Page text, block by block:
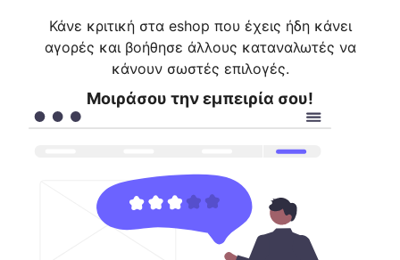
Κάνε κριτική στα eshop που έχεις ήδη κάνει
αγορές και βοήθησε άλλους καταναλωτές να
κάνουν σωστές επιλογές.
Μοιράσου την εμπειρία σου!